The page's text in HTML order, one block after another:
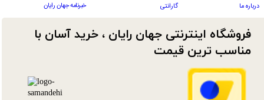
فروشگاه اینترنتی جهان رایان ، خرید آسان با
مناسب ترین قیمت​​​​​​​
درباره ما گارانتی خبرنامه جهان رایان